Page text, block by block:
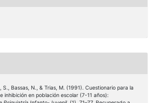
S., Bassas, N., & Trias, M. (1991). Cuestionario para la
inhibición en población escolar (7-11 años):